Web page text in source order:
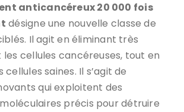
anticancéreux 20 000 fois
désigne une nouvelle classe de
Il agit en éliminant très
cellules cancéreuses, tout en
saines. Il s’agit de
qui exploitent des
précis pour détruire